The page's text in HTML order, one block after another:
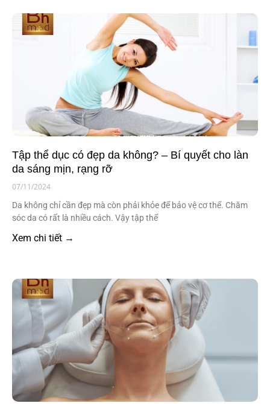
Tập thể dục có đẹp da không? – Bí quyết cho làn
da sáng mịn, rạng rỡ
07/11/2024
Da không chỉ cần đẹp mà còn phải khỏe để bảo vệ cơ thể. Chăm
sóc da có rất là nhiều cách. Vậy tập thể
Xem chi tiết →